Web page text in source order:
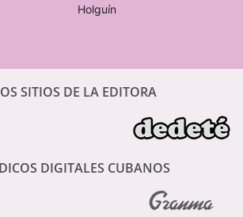
Holguín
SITIOS DE LA EDITORA
DIGITALES CUBANOS